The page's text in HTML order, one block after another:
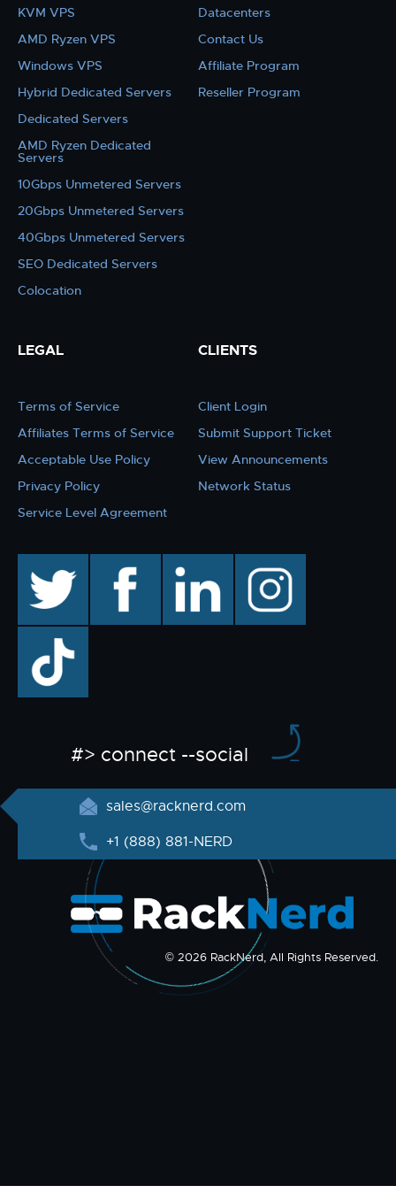
KVM VPS
AMD Ryzen VPS
Windows VPS
Hybrid Dedicated Servers
Dedicated Servers
AMD Ryzen Dedicated
Servers
10Gbps Unmetered Servers
20Gbps Unmetered Servers
40Gbps Unmetered Servers
SEO Dedicated Servers
Colocation
Datacenters
Contact Us
Affiliate Program
Reseller Program
LEGAL
Terms of Service
Affiliates Terms of Service
Acceptable Use Policy
Privacy Policy
Service Level Agreement
CLIENTS
Client Login
Submit Support Ticket
View Announcements
Network Status
facebook linkedin instagram
TikTok
#> connect --social
sales@racknerd.com
+1 (888) 881-NERD
© 2026 RackNerd, All Rights Reserved.